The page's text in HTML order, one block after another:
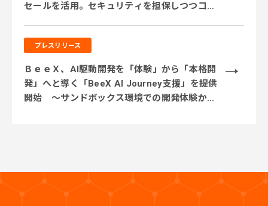
セールを活用。セキュリティを担保しつつコス
プレスリリース
ＢｅｅＸ、AI駆動開発を「体験」から「本格開
発」へと導く「BeeX AI Journey支援」を提供
開始 ～サンドボックス環境での開発体験から